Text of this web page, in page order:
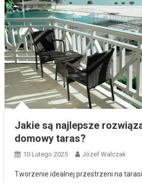
Jakie są najlepsze
domowy taras?
10 Lutego 2025 Józef Walczak
Tworzenie idealnej przestrzeni na